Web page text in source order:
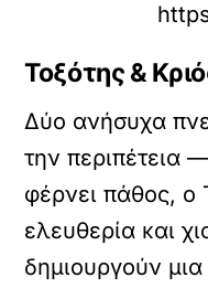
Τοξότης &
Δύο ανήσυχα
την περιπέτεια
φέρνει πάθος, ο
ελευθερία και
δημιουργούν